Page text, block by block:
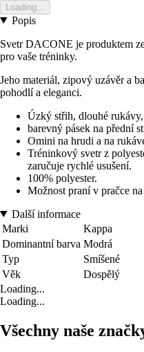
Loading...
Popis
Svetr DACONE je produktem
pro vaše tréninky.
Jeho materiál, zipový uzávěr a
pohodlí a eleganci.
Úzký střih, dlouhé
barevný pásek na přední
Omini na hrudi a na
Tréninkový svetr z
zaručuje rychlé usušení.
100% polyester.
Možnost praní v pračce na
Další informace
Marki
Kappa
Dominantní barva Modrá
Typ
Smíšené
Věk
Dospělý
Loading...
Loading...
Všechny naše